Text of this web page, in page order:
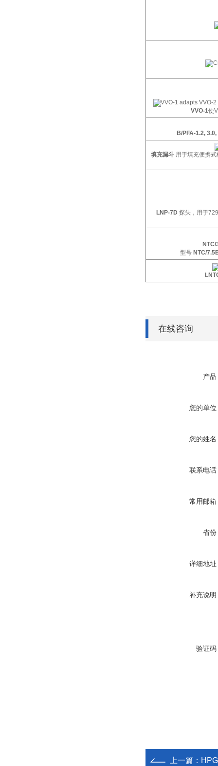
VVO-1使
B/PFA-1.2,
填充漏斗 用于填充便携
LNP-7D 探头，用于
NTC/
型号 NTC/
在线咨询
产品
您的单位
您的姓名
联系电话
常用邮箱
省份
详细地址
补充说明
验证码
上一篇：